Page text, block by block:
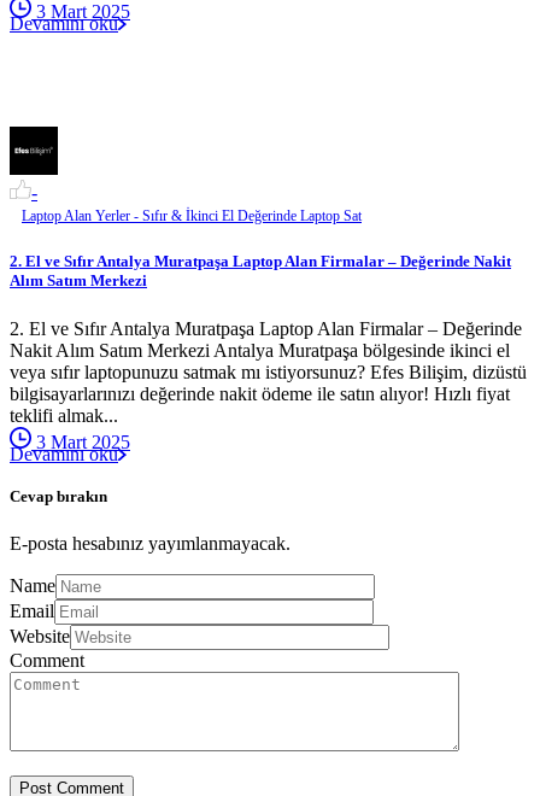
3 Mart 2025
Devamını oku
-
Laptop Alan Yerler - Sıfır & İkinci El Değerinde Laptop Sat
2. El ve Sıfır Antalya Muratpaşa Laptop Alan Firmalar – Değerinde Nakit
Alım Satım Merkezi
2. El ve Sıfır Antalya Muratpaşa Laptop Alan Firmalar – Değerinde
Nakit Alım Satım Merkezi Antalya Muratpaşa bölgesinde ikinci el
veya sıfır laptopunuzu satmak mı istiyorsunuz? Efes Bilişim, dizüstü
bilgisayarlarınızı değerinde nakit ödeme ile satın alıyor! Hızlı fiyat
teklifi almak...
3 Mart 2025
Devamını oku
Cevap bırakın
E-posta hesabınız yayımlanmayacak.
Name
Email
Website
Comment